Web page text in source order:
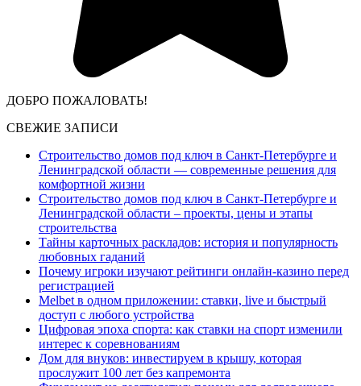
ДОБРО ПОЖАЛОВАТЬ!
СВЕЖИЕ ЗАПИСИ
Строительство домов под ключ в Санкт-Петербурге и
Ленинградской области — современные решения для
комфортной жизни
Строительство домов под ключ в Санкт-Петербурге и
Ленинградской области – проекты, цены и этапы
строительства
Тайны карточных раскладов: история и популярность
любовных гаданий
Почему игроки изучают рейтинги онлайн-казино перед
регистрацией
Melbet в одном приложении: ставки, live и быстрый
доступ с любого устройства
Цифровая эпоха спорта: как ставки на спорт изменили
интерес к соревнованиям
Дом для внуков: инвестируем в крышу, которая
прослужит 100 лет без капремонта